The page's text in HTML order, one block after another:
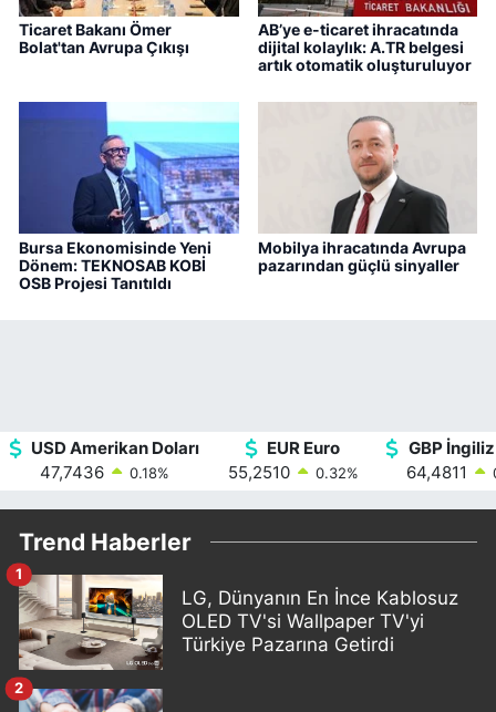
Ticaret Bakanı Ömer
Bolat'tan Avrupa Çıkışı
AB’ye e-ticaret ihracatında
dijital kolaylık: A.TR belgesi
artık otomatik oluşturuluyor
Bursa Ekonomisinde Yeni
Dönem: TEKNOSAB KOBİ
OSB Projesi Tanıtıldı
Mobilya ihracatında Avrupa
pazarından güçlü sinyaller
USD Amerikan Doları
47,7436
0.18%
EUR Euro
55,2510
0.32%
GBP
64,4811
Trend Haberler
LG, Dünyanın En İnce Kablosuz
OLED TV'si Wallpaper TV'yi
Türkiye Pazarına Getirdi
1
2